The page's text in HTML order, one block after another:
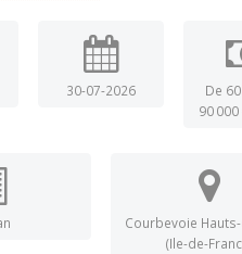
30-07-2026
De
90
Courbevoie
(Ile-de-